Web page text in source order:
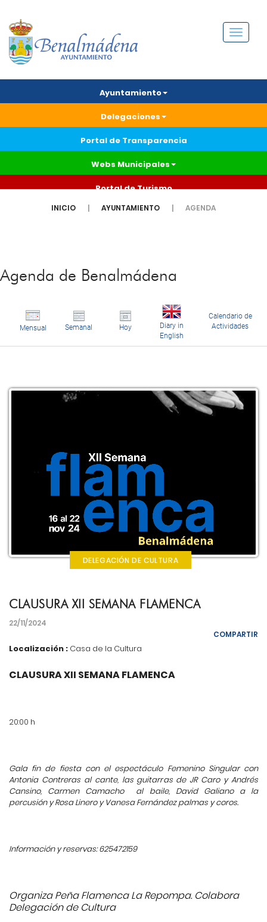
Menú
Ayuntamiento
Delegaciones
Portal de Transparencia
Webs Municipales
Portal de Turismo
INICIO AYUNTAMIENTO AGENDA
Agenda de Benalmádena
Mensual Semanal Hoy
Diary in
English
Calendario de
Actividades
DELEGACIÓN DE CULTURA
CLAUSURA XII SEMANA FLAMENCA
22/11/2024
COMPARTIR
Localización : Casa de la Cultura
CLAUSURA XII SEMANA FLAMENCA
20:00 h
Gala fin de fiesta con el espectáculo Femenino Singular con
Antonia Contreras al cante, las guitarras de JR Caro y Andrés
Cansino, Carmen Camacho
al baile, David Galiano a la
percusión y Rosa Linero y Vanesa Fernández palmas y coros.
Información y reservas: 625472159
Organiza Peña Flamenca La Repompa. Colabora
Delegación de Cultura